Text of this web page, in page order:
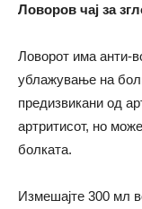
Ловоров чај за
Ловорот има анти-
ублажување на
предизвикани од
артритисот, но
болката.
Измешајте 300 мл